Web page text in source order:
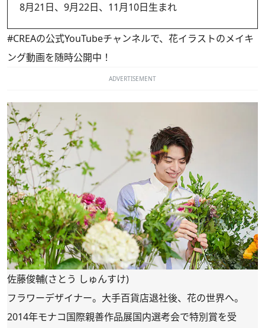
8月21日、9月22日、11月10日生まれ
#CREAの公式YouTubeチャンネルで、花イラストのメイキ
ング動画を随時公開中！
ADVERTISEMENT
佐藤俊輔(さとう しゅんすけ)
フラワーデザイナー。大手百貨店退社後、花の世界へ。
2014年モナコ国際親善作品展国内選考会で特別賞を受